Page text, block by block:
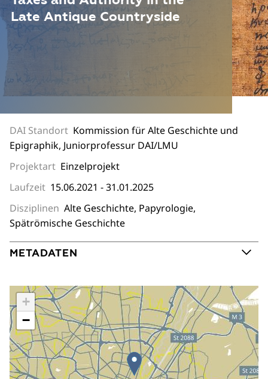
Late Antique Countryside
DAI Standort Kommission für Alte Geschichte und
Epigraphik, Juniorprofessur DAI/LMU
Projektart Einzelprojekt
Laufzeit 15.06.2021 - 31.01.2025
Disziplinen Alte Geschichte, Papyrologie,
Spätrömische Geschichte
METADATEN